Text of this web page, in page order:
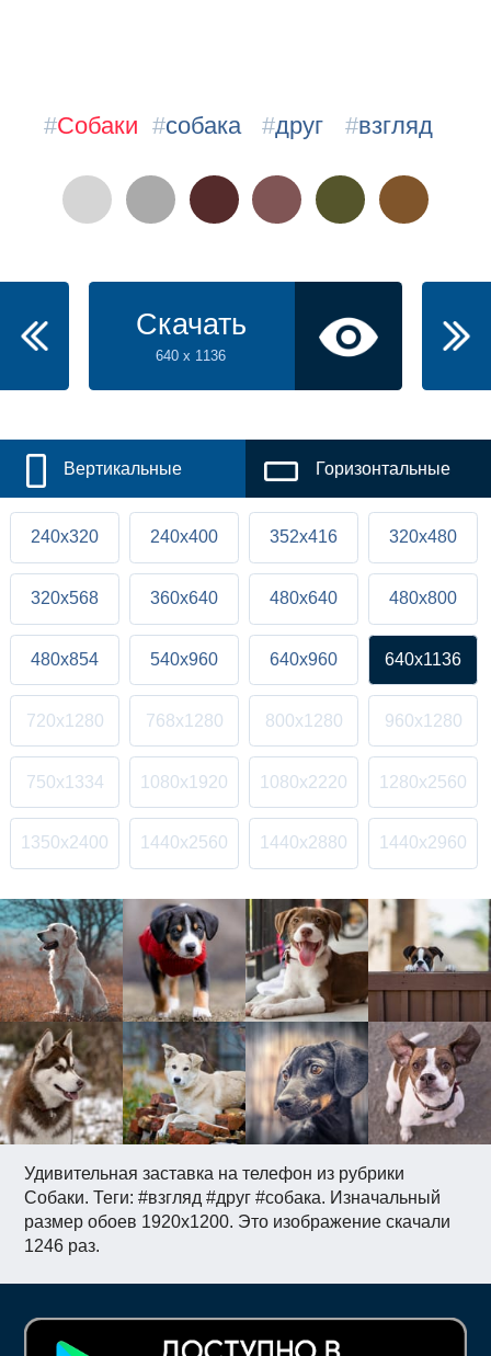
Удивительная заставка на телефон из рубрики
Собаки. Теги: #взгляд #друг #собака. Изначальный
размер обоев 1920x1200. Это изображение скачали
1246 раз.
#Собаки #собака #друг #взгляд
Скачать
640 x 1136
Вертикальные Горизонтальные
240x320 240x400 352x416 320x480
320x568 360x640 480x640 480x800
480x854 540x960 640x960 640x1136
720x1280 768x1280 800x1280 960x1280
750x1334 1080x1920 1080x2220 1280x2560
1350x2400 1440x2560 1440x2880 1440x2960